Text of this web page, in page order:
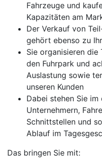
Fahrzeuge und
Kapazitäten am
Der Verkauf von
gehört ebenso zu
Sie organisieren die
den Fuhrpark und
Auslastung sowie
unseren Kunden
Dabei stehen Sie
Unternehmern,
Schnittstellen und
Ablauf im
Das bringen Sie mit: